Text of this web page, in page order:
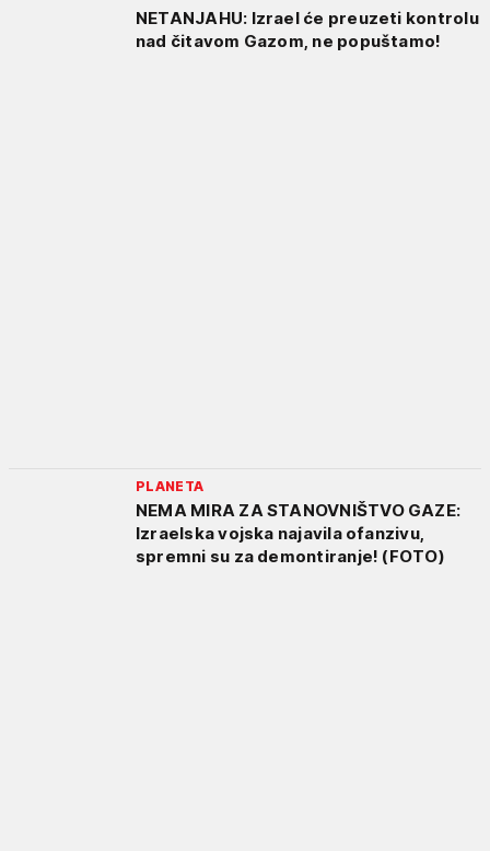
NETANJAHU: Izrael će preuzeti kontrolu
nad čitavom Gazom, ne popuštamo!
PLANETA
NEMA MIRA ZA STANOVNIŠTVO GAZE:
Izraelska vojska najavila ofanzivu,
spremni su za demontiranje! (FOTO)